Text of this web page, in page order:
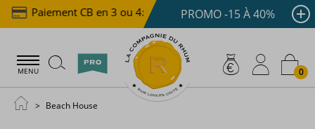
Paiement CB en 3 ou 4x dès 100 € Livraison
PROMO -15 À 40%
MENU 0
Beach House